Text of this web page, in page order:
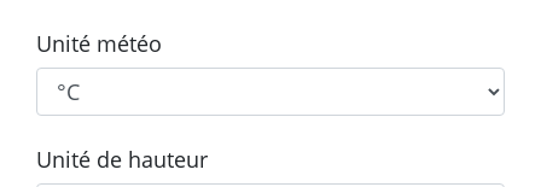
Unité météo
Unité de hauteur